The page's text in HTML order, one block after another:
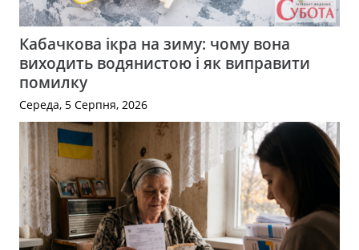
Кабачкова ікра на зиму: чому вона
виходить водянистою і як виправити
помилку
Середа, 5 Серпня, 2026